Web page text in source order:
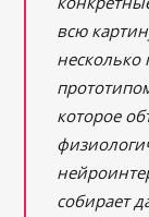
всю
которое
собирает